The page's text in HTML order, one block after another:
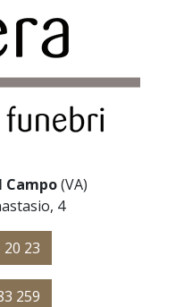
Campo(VA)
4
20 23
259